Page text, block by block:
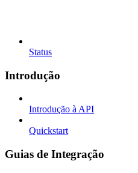
Status
Introdução
Introdução à API
Quickstart
Guias de Integração